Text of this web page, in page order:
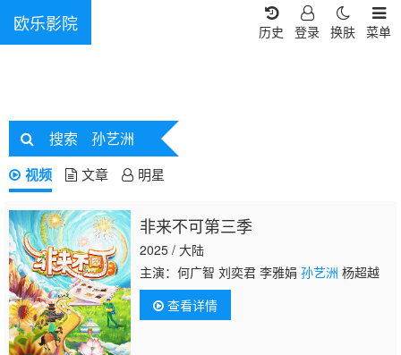
欧乐影院 菜单
换肤
登录
历史
搜索 孙艺洲
视频 文章 明星
非来不可第三季
2025 / 大陆
主演：何广智 刘奕君 李雅娟 孙艺洲 杨超越
查看详情